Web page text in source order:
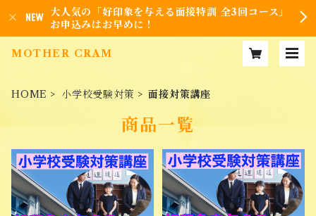
大人気の「好印象を与える面接特訓 全3回コース」
お申込みはお早めに！
MOTHER CRAM
HOME 小学校受験対策 面接対策講座
商品一覧